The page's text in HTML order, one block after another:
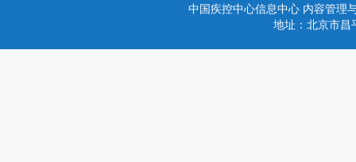
中国疾控中心信息中心 内容管理
地址：北京市昌